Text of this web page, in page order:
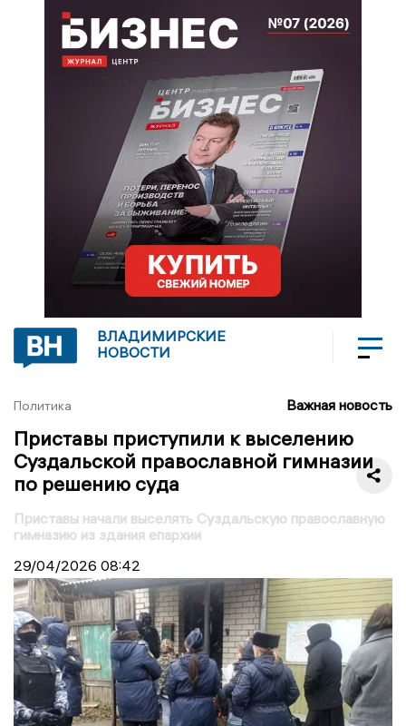
ВЛАДИМИРСКИЕ
НОВОСТИ
Политика Важная новость
Приставы приступили к выселению
Суздальской православной гимназии
по решению суда
Приставы начали выселять Суздальскую православную
гимназию из здания епархии
29/04/2026 08:42